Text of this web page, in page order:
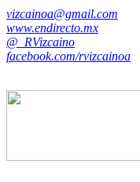
vizcainoa@gmail.com
www.endirecto.mx
@_RVizcaino
facebook.com/rvizcainoa